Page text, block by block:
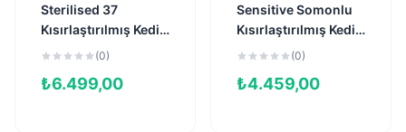
Sterilised 37
Kısırlaştırılmış Kedi
Maması 15kg
(0)
₺6.499,00
Sensitive Somonlu
Kısırlaştırılmış Kedi
Maması 10kg
(0)
₺4.459,00